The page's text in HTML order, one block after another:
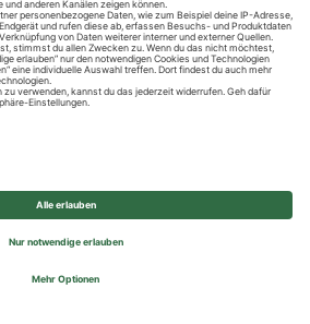
Impressum
Einstellungen
Group - All rights reserved